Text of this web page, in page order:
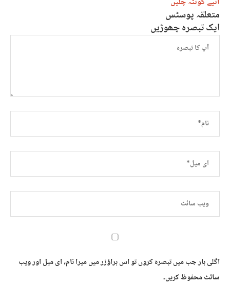
متعلقہ پوسٹس
ایک تبصرہ چھوڑیں
اگلی بار جب میں تبصرہ کروں تو اس براؤزر میں میرا نام، ای میل اور ویب
سائٹ محفوظ کریں۔